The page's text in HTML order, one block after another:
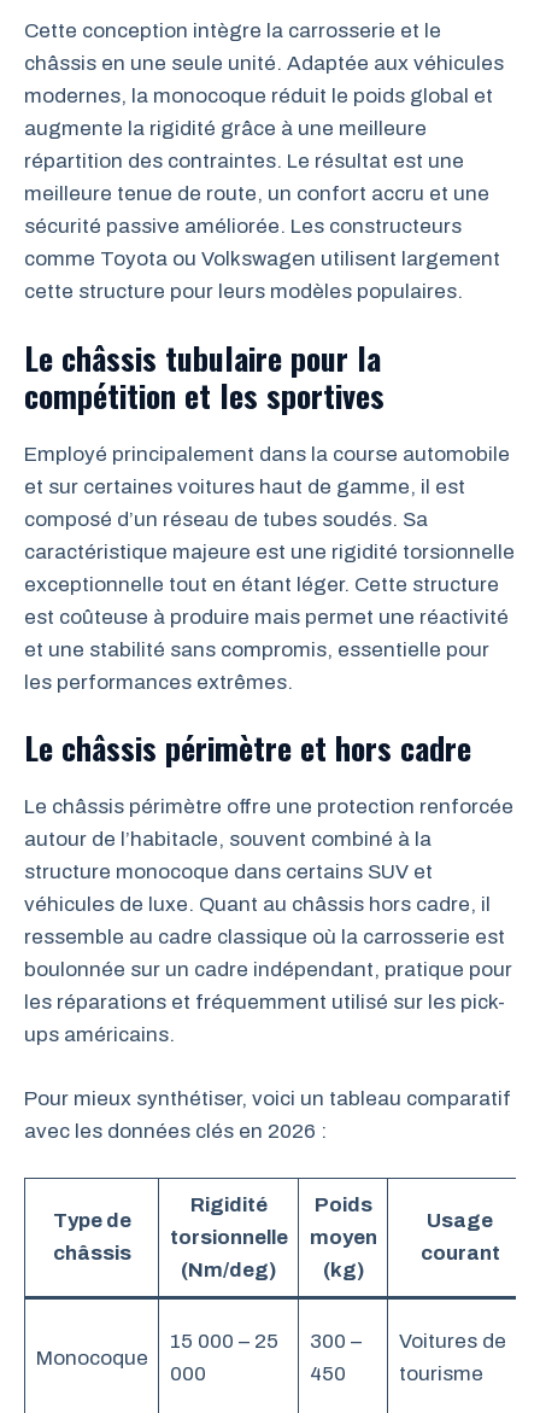
Cette conception intègre la carrosserie et le
châssis en une seule unité. Adaptée aux véhicules
modernes, la monocoque réduit le poids global et
augmente la rigidité grâce à une meilleure
répartition des contraintes. Le résultat est une
meilleure tenue de route, un confort accru et une
sécurité passive améliorée. Les constructeurs
comme Toyota ou Volkswagen utilisent largement
cette structure pour leurs modèles populaires.
Le châssis tubulaire pour la
compétition et les sportives
Employé principalement dans la course automobile
et sur certaines voitures haut de gamme, il est
composé d’un réseau de tubes soudés. Sa
caractéristique majeure est une rigidité torsionnelle
exceptionnelle tout en étant léger. Cette structure
est coûteuse à produire mais permet une réactivité
et une stabilité sans compromis, essentielle pour
les performances extrêmes.
Le châssis périmètre et hors cadre
Le châssis périmètre offre une protection renforcée
autour de l’habitacle, souvent combiné à la
structure monocoque dans certains SUV et
véhicules de luxe. Quant au châssis hors cadre, il
ressemble au cadre classique où la carrosserie est
boulonnée sur un cadre indépendant, pratique pour
les réparations et fréquemment utilisé sur les pick-
ups américains.
Pour mieux synthétiser, voici un tableau comparatif
avec les données clés en 2026 :
Type de
châssis
Rigidité
torsionnelle
(Nm/deg)
Poids
moyen
(kg)
Usage
courant
Monocoque
15 000 – 25
000
300 –
450
Voitures de
tourisme